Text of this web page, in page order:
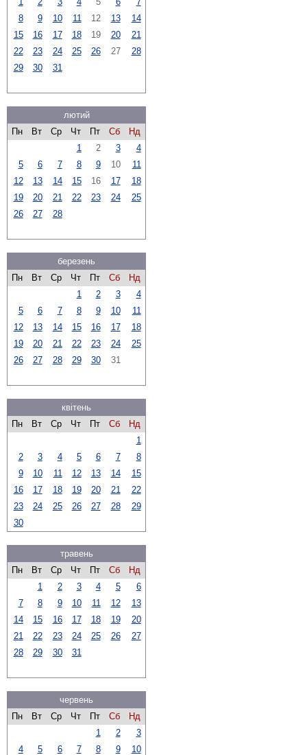
8
9 10 11 12 13
14
15
16 17 18 19 20
21
22
23 24 25 26 27
28
29
30 31
лютий
Пн
Вт Ср Чт Пт Сб
Нд
1
2 3
4
5
6 7 8 9 10
11
12
13 14 15 16 17
18
19
20 21 22 23 24
25
26
27 28
березень
Пн
Вт Ср Чт Пт Сб
Нд
1
2 3
4
5
6 7 8 9 10
11
12
13 14 15 16 17
18
19
20 21 22 23 24
25
26
27 28 29 30 31
квітень
Пн
Вт Ср Чт Пт Сб
Нд
1
2
3 4 5 6 7
8
9
10 11 12 13 14
15
16
17 18 19 20 21
22
23
24 25 26 27 28
29
30
травень
Пн
Вт Ср Чт Пт Сб
Нд
1
2 3 4 5
6
7
8 9 10 11 12
13
14
15 16 17 18 19
20
21
22 23 24 25 26
27
28
29 30 31
червень
Пн
Вт Ср Чт Пт Сб
Нд
1
2
3
4
5 6 7 8 9
10